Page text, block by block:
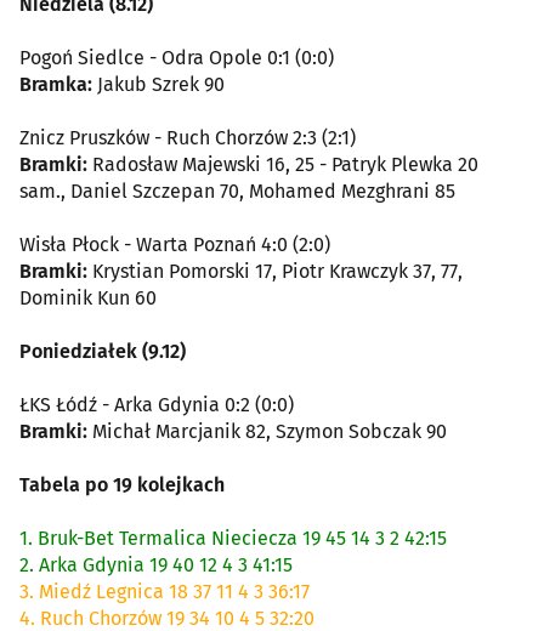
Pogoń Siedlce - Odra Opole 0:1 (0:0)
Bramka: Jakub Szrek 90
Znicz Pruszków - Ruch Chorzów 2:3 (2:1)
Bramki: Radosław Majewski 16, 25 - Patryk Plewka 20
sam., Daniel Szczepan 70, Mohamed Mezghrani 85
Wisła Płock - Warta Poznań 4:0 (2:0)
Bramki: Krystian Pomorski 17, Piotr Krawczyk 37, 77,
Dominik Kun 60
Poniedziałek (9.12)
ŁKS Łódź - Arka Gdynia 0:2 (0:0)
Bramki: Michał Marcjanik 82, Szymon Sobczak 90
Tabela po 19 kolejkach
1. Bruk-Bet Termalica Nieciecza 19 45 14 3 2 42:15
2. Arka Gdynia 19 40 12 4 3 41:15
3. Miedź Legnica 18 37 11 4 3 36:17
4. Ruch Chorzów 19 34 10 4 5 32:20